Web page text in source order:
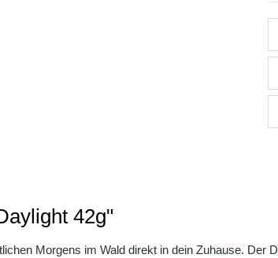
42g"
Morgens im Wald direkt in dein Zuhause. Der